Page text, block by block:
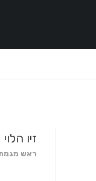
זיו הלוי
ראש מגמת